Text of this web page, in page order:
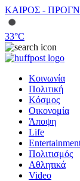
ΚΑΙΡΟΣ -
33°C
Κοινωνία
Πολιτική
Κόσμος
Οικονομία
Άποψη
Life
Πολιτισμός
Αθλητικά
Video